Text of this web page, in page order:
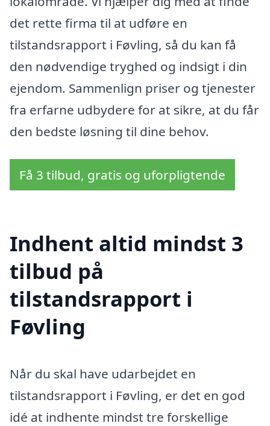
det rette firma til at udføre en
tilstandsrapport i Føvling, så du kan få
den nødvendige tryghed og indsigt i din
ejendom. Sammenlign priser og tjenester
fra erfarne udbydere for at sikre, at du får
den bedste løsning til dine behov.
Få 3 tilbud, gratis og uforpligtende
Indhent altid mindst 3
tilbud på
tilstandsrapport i
Føvling
Når du skal have udarbejdet en
tilstandsrapport i Føvling, er det en god
idé at indhente mindst tre forskellige